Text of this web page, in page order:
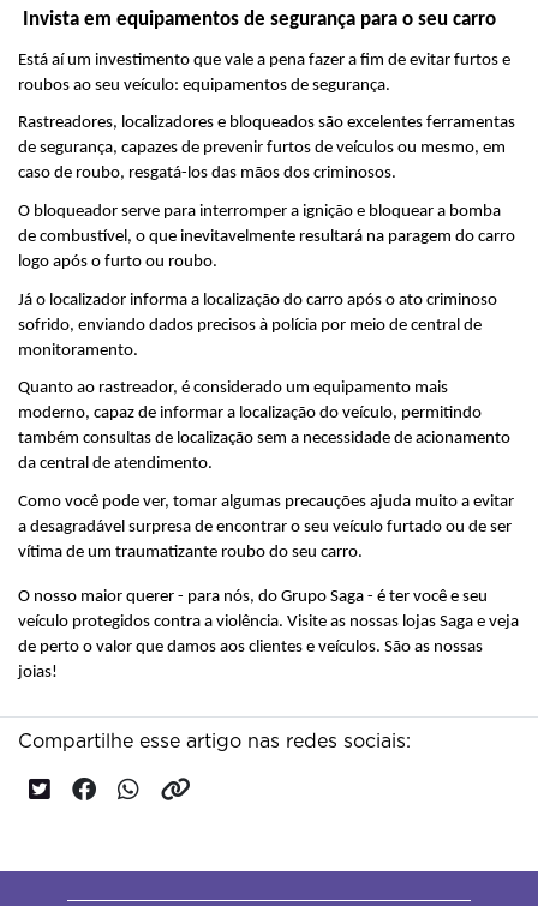
Invista em equipamentos de segurança para o seu carro
Está aí um investimento que vale a pena fazer a fim de evitar furtos e
roubos ao seu veículo: equipamentos de segurança.
Rastreadores, localizadores e bloqueados são excelentes ferramentas
de segurança, capazes de prevenir furtos de veículos ou mesmo, em
caso de roubo, resgatá-los das mãos dos criminosos.
O bloqueador serve para interromper a ignição e bloquear a bomba
de combustível, o que inevitavelmente resultará na paragem do carro
logo após o furto ou roubo.
Já o localizador informa a localização do carro após o ato criminoso
sofrido, enviando dados precisos à polícia por meio de central de
monitoramento.
Quanto ao rastreador, é considerado um equipamento mais
moderno, capaz de informar a localização do veículo, permitindo
também consultas de localização sem a necessidade de acionamento
da central de atendimento.
Como você pode ver, tomar algumas precauções ajuda muito a evitar
a desagradável surpresa de encontrar o seu veículo furtado ou de ser
vítima de um traumatizante roubo do seu carro.
O nosso maior querer - para nós, do Grupo Saga - é ter você e seu
veículo protegidos contra a violência. Visite as nossas lojas Saga e veja
de perto o valor que damos aos clientes e veículos. São as nossas
joias!
Compartilhe esse artigo nas redes sociais: